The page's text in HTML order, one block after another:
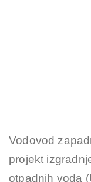
Vodovod
projekt
otpadnih voda